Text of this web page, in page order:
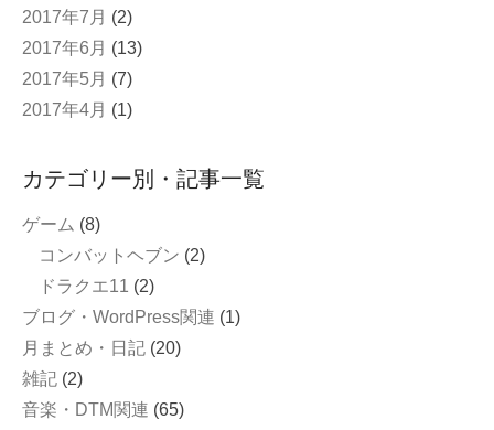
2017年7月 (2)
2017年6月 (13)
2017年5月 (7)
2017年4月 (1)
カテゴリー別・記事一覧
ゲーム (8)
コンバットヘブン (2)
ドラクエ11 (2)
ブログ・WordPress関連 (1)
月まとめ・日記 (20)
雑記 (2)
音楽・DTM関連 (65)